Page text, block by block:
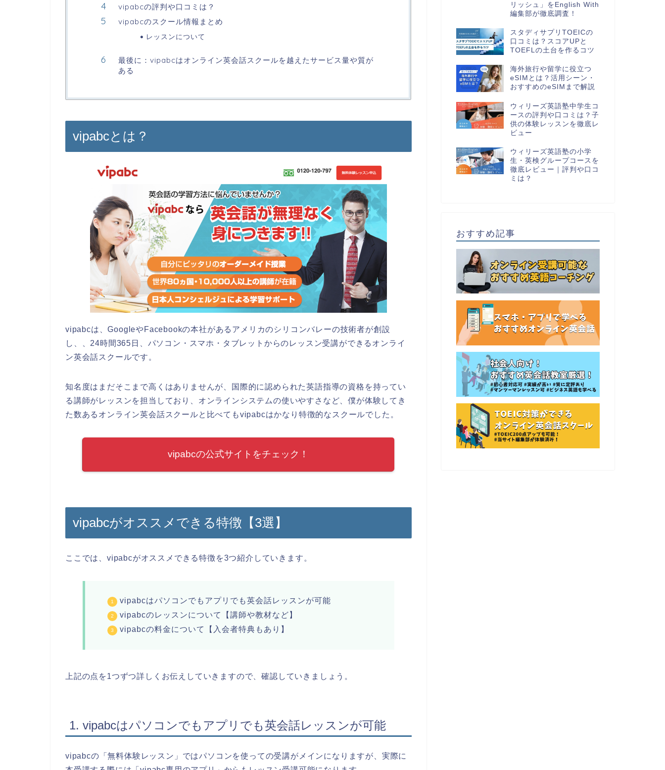
vipabcの評判や口コミは？
vipabcのスクール情報まとめ
レッスンについて
最後に：vipabcはオンライン英会話スクールを越えたサービス量や質が
ある
vipabcとは？
vipabcは、GoogleやFacebookの本社があるアメリカのシリコンバレーの技術者が創設
し、、24時間365日、パソコン・スマホ・タブレットからのレッスン受講ができるオンライ
ン英会話スクールです。
知名度はまだそこまで高くはありませんが、国際的に認められた英語指導の資格を持ってい
る講師がレッスンを担当しており、オンラインシステムの使いやすさなど、僕が体験してき
た数あるオンライン英会話スクールと比べてもvipabcはかなり特徴的なスクールでした。
vipabcの公式サイトをチェック！
vipabcがオススメできる特徴【3選】
ここでは、vipabcがオススメできる特徴を3つ紹介していきます。
vipabcはパソコンでもアプリでも英会話レッスンが可能
vipabcのレッスンについて【講師や教材など】
vipabcの料金について【入会者特典もあり】
上記の点を1つずつ詳しくお伝えしていきますので、確認していきましょう。
1. vipabcはパソコンでもアプリでも英会話レッスンが可能
vipabcの「無料体験レッスン」ではパソコンを使っての受講がメインになりますが、実際に
リッシュ」をEnglish With
編集部が徹底調査！
スタディサプリTOEICの
口コミは？スコアUPと
TOEFLの土台を作るコツ
海外旅行や留学に役立つ
eSIMとは？活用シーン・
おすすめのeSIMまで解説
ウィリーズ英語塾中学生コ
ースの評判や口コミは？子
供の体験レッスンを徹底レ
ビュー
ウィリーズ英語塾の小学
生・英検グループコースを
徹底レビュー｜評判や口コ
ミは？
おすすめ記事